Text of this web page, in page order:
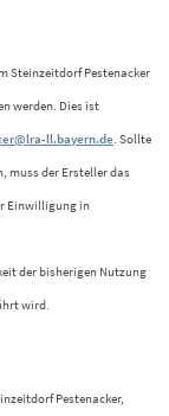
Steinzeitdorf Pestenacker
werden. Dies ist
ll.bayern.de. Sollte
muss der Ersteller das
Einwilligung in
der bisherigen Nutzung
wird.
Pestenacker,